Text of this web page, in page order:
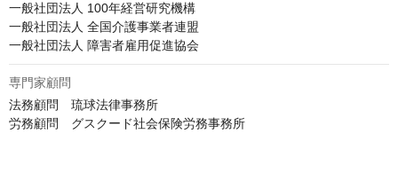
一般社団法人 100年経営研究機構
一般社団法人 全国介護事業者連盟
一般社団法人 障害者雇用促進協会
専門家顧問
法務顧問　琉球法律事務所
労務顧問　グスクード社会保険労務事務所